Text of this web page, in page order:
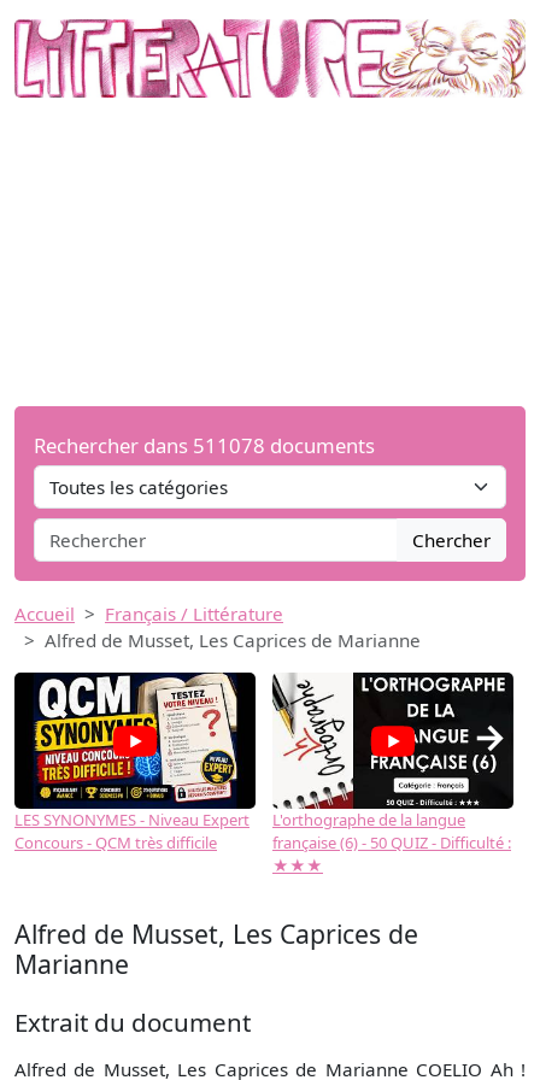
Rechercher dans 511078 documents
Chercher
Accueil
Français / Littérature
Alfred de Musset, Les Caprices de Marianne
LES SYNONYMES - Niveau Expert
Concours - QCM très difficile
L'orthographe de la langue
française (6) - 50 QUIZ - Difficulté :
★★★
→
Alfred de Musset, Les Caprices de
Marianne
Extrait du document
Alfred de Musset, Les Caprices de Marianne COELIO Ah !